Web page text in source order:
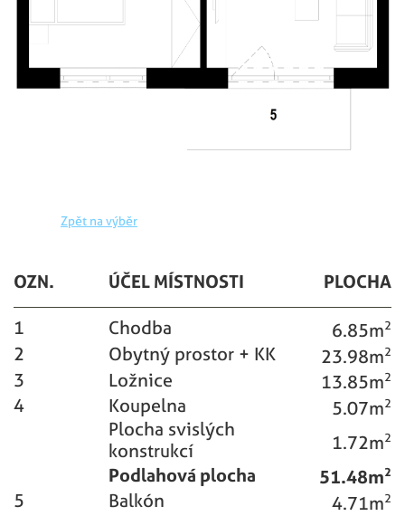
Zpět na výběr
OZN. ÚČEL MÍSTNOSTI
PLOCHA
1
Chodba 6.85m2
2 Obytný prostor + KK 23.98m2
3 Ložnice 13.85m2
4 Koupelna 5.07m2
Plocha svislých
konstrukcí
1.72m2
Podlahová plocha 51.48m2
5 Balkón 4.71m2